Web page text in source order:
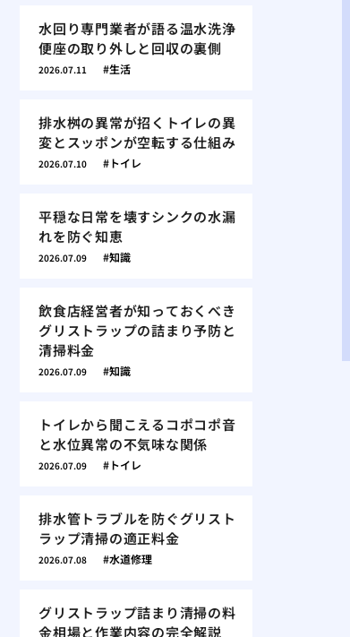
水回り専門業者が語る温水洗浄
便座の取り外しと回収の裏側
2026.07.11 生活
排水桝の異常が招くトイレの異
変とスッポンが空転する仕組み
2026.07.10 トイレ
平穏な日常を壊すシンクの水漏
れを防ぐ知恵
2026.07.09 知識
飲食店経営者が知っておくべき
グリストラップの詰まり予防と
清掃料金
2026.07.09 知識
トイレから聞こえるコポコポ音
と水位異常の不気味な関係
2026.07.09 トイレ
排水管トラブルを防ぐグリスト
ラップ清掃の適正料金
2026.07.08 水道修理
グリストラップ詰まり清掃の料
金相場と作業内容の完全解説